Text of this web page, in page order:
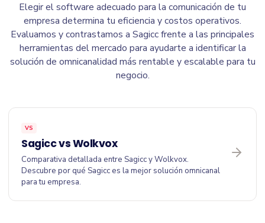
Elegir el software adecuado para la comunicación de tu
empresa determina tu eficiencia y costos operativos.
Evaluamos y contrastamos a Sagicc frente a las principales
herramientas del mercado para ayudarte a identificar la
solución de omnicanalidad más rentable y escalable para tu
negocio.
VS
Sagicc vs Wolkvox
Comparativa detallada entre Sagicc y Wolkvox.
Descubre por qué Sagicc es la mejor solución omnicanal
para tu empresa.